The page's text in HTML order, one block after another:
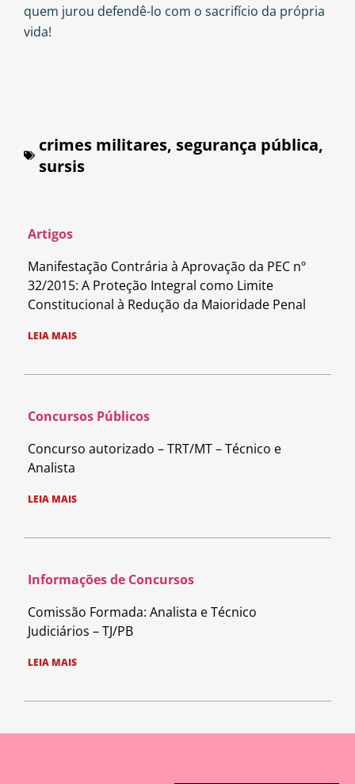
quem jurou defendê-lo com o sacrifício da própria
vida!
crimes militares, segurança pública,
sursis
Artigos
Manifestação Contrária à Aprovação da PEC nº
32/2015: A Proteção Integral como Limite
Constitucional à Redução da Maioridade Penal
LEIA MAIS
Concursos Públicos
Concurso autorizado – TRT/MT – Técnico e
Analista
LEIA MAIS
Informações de Concursos
Comissão Formada: Analista e Técnico
Judiciários – TJ/PB
LEIA MAIS